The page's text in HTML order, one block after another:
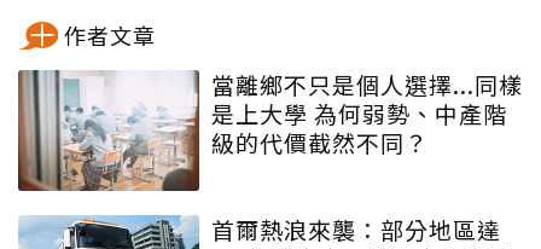
作者文章
當離鄉不只是個人選擇...同樣
是上大學 為何弱勢、中產階
級的代價截然不同？
首爾熱浪來襲：部分地區達